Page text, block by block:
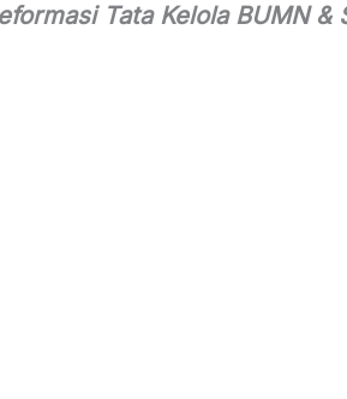
Tata Kelola BUMN &